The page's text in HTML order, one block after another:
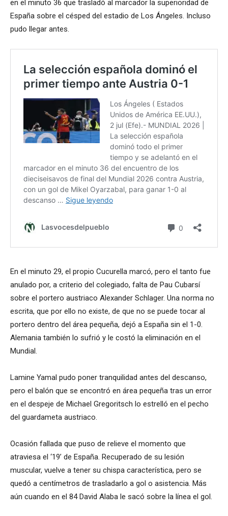
en el minuto 36 que trasladó al marcador la superioridad de
España sobre el césped del estadio de Los Ángeles. Incluso
pudo llegar antes.
En el minuto 29, el propio Cucurella marcó, pero el tanto fue
anulado por, a criterio del colegiado, falta de Pau Cubarsí
sobre el portero austriaco Alexander Schlager. Una norma no
escrita, que por ello no existe, de que no se puede tocar al
portero dentro del área pequeña, dejó a España sin el 1-0.
Alemania también lo sufrió y le costó la eliminación en el
Mundial.
Lamine Yamal pudo poner tranquilidad antes del descanso,
pero el balón que se encontró en área pequeña tras un error
en el despeje de Michael Gregoritsch lo estrelló en el pecho
del guardameta austriaco.
Ocasión fallada que puso de relieve el momento que
atraviesa el ‘19’ de España. Recuperado de su lesión
muscular, vuelve a tener su chispa característica, pero se
quedó a centímetros de trasladarlo a gol o asistencia. Más
aún cuando en el 84 David Alaba le sacó sobre la línea el gol.